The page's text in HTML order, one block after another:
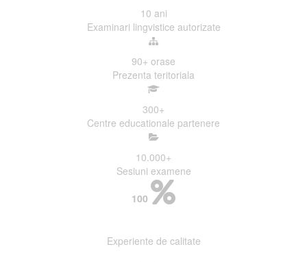
10 ani
Examinari lingvistice autorizate
90+ orase
Prezenta teritoriala
300+
Centre educationale partenere
10.000+
Sesiuni examene
100
Experiente de calitate